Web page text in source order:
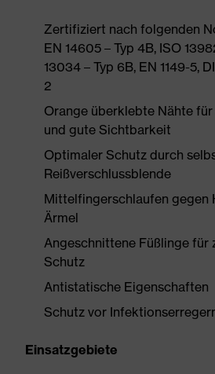
Zertifiziert nach folgenden
EN 14605 – Typ 4B, ISO
13034 – Typ 6B, EN 1149-5,
2
Orange überklebte Nähte
und gute Sichtbarkeit
Optimaler Schutz durch
Reißverschlussblende
Mittelfingerschlaufen gegen
Ärmel
Angeschnittene Füßlinge für
Schutz
Antistatische Eigenschaften
Schutz vor
Einsatzgebiete